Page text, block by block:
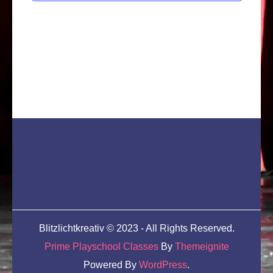
Blitzlichtkreativ © 2023 - All Rights Reserved.
Prime Playschool ClassesBy Themeignite
Powered By WordPress.